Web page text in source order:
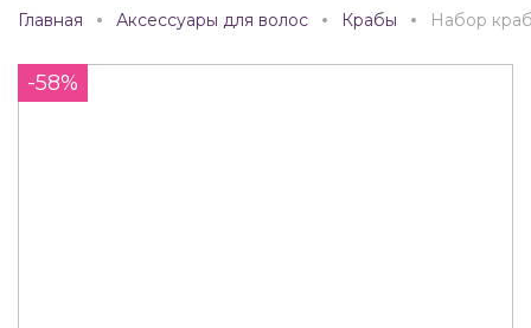
Главная Аксессуары для волос Крабы Набор
-58%